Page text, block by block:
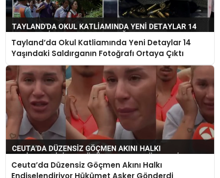
Tayland’da Okul Katliamında Yeni Detaylar 14
Yaşındaki Saldırganın Fotoğrafı Ortaya Çıktı
Ceuta’da Düzensiz Göçmen Akını Halkı
Endişelendiriyor Hükümet Asker Gönderdi